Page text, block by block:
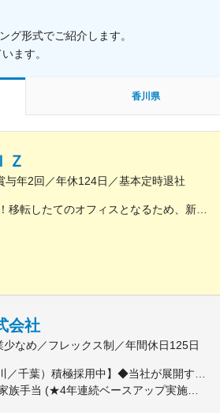
グ形式でご紹介します。
ます。
香川県
Ｚ
与年2回／年休124日／基本定時退社
会社
なめ／フレックス制／年間休日125日